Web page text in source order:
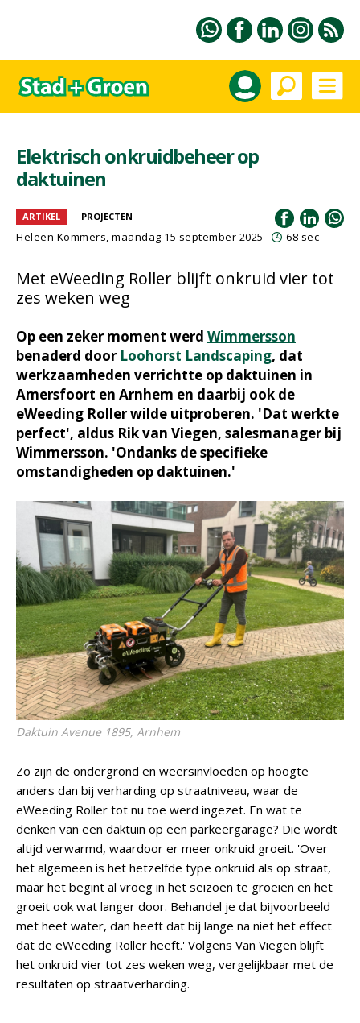
Elektrisch onkruidbeheer op
daktuinen
ARTIKEL PROJECTEN
Heleen Kommers, maandag 15 september 2025 68 sec
Met eWeeding Roller blijft onkruid vier tot
zes weken weg
Op een zeker moment werd Wimmersson
benaderd door Loohorst Landscaping, dat
werkzaamheden verrichtte op daktuinen in
Amersfoort en Arnhem en daarbij ook de
eWeeding Roller wilde uitproberen. 'Dat werkte
perfect', aldus Rik van Viegen, salesmanager bij
Wimmersson. 'Ondanks de specifieke
omstandigheden op daktuinen.'
Daktuin Avenue 1895, Arnhem
Zo zijn de ondergrond en weersinvloeden op hoogte
anders dan bij verharding op straatniveau, waar de
eWeeding Roller tot nu toe werd ingezet. En wat te
denken van een daktuin op een parkeergarage? Die wordt
altijd verwarmd, waardoor er meer onkruid groeit. 'Over
het algemeen is het hetzelfde type onkruid als op straat,
maar het begint al vroeg in het seizoen te groeien en het
groeit ook wat langer door. Behandel je dat bijvoorbeeld
met heet water, dan heeft dat bij lange na niet het effect
dat de eWeeding Roller heeft.' Volgens Van Viegen blijft
het onkruid vier tot zes weken weg, vergelijkbaar met de
resultaten op straatverharding.